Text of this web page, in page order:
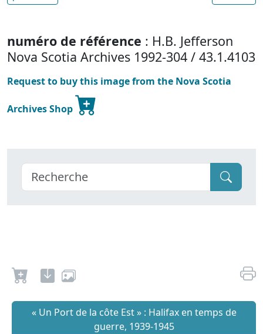
numéro de référence : H.B. Jefferson
Nova Scotia Archives 1992-304 / 43.1.4103
Request to buy this image from the Nova Scotia
Archives Shop
« Un Port de la côte Est » : Halifax en temps de
guerre, 1939-1945